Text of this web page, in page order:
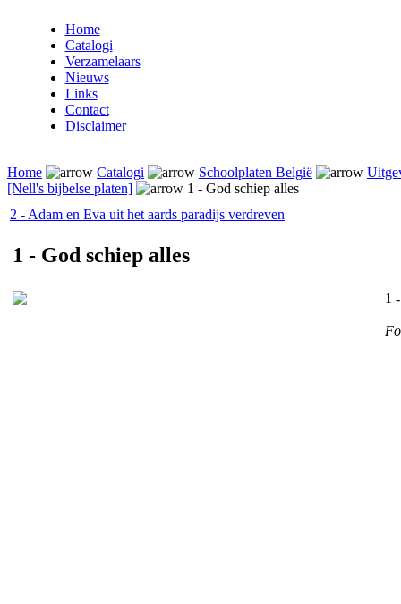
Home
Catalogi
Verzamelaars
Nieuws
Links
Contact
Disclaimer
Home Catalogi Schoolplaten België
[Nell's bijbelse platen]
1 - God schiep alles
2 - Adam en Eva uit het aards paradijs verdreven
1 - God schiep alles
1